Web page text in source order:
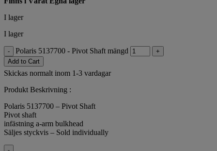
I lager
I lager
- Polaris 5137700 - Pivot Shaft mängd
+
Add to Cart
Skickas normalt inom 1-3 vardagar
Produkt Beskrivning :
Polaris 5137700 – Pivot Shaft
Pivot shaft
infästning a-arm bulkhead
Säljes styckvis – Sold individually